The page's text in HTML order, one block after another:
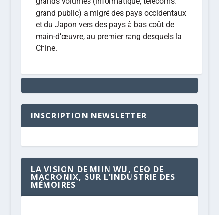
grand public) a migré des pays occidentaux
et du Japon vers des pays à bas coût de
main-d’œuvre, au premier rang desquels la
Chine.
INSCRIPTION NEWSLETTER
LA VISION DE MIIN WU, CEO DE
MACRONIX, SUR L’INDUSTRIE DES
MÉMOIRES